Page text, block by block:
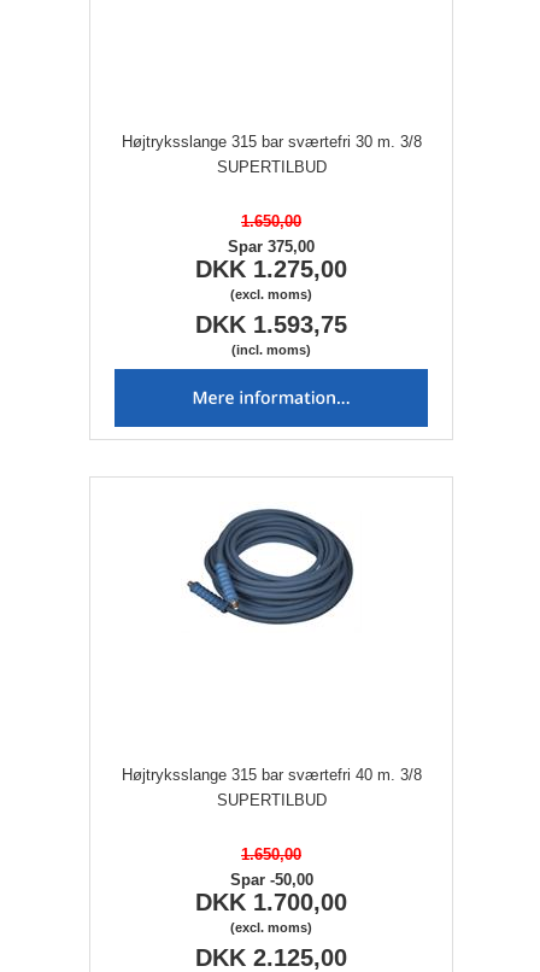
Højtryksslange 315 bar sværtefri 30 m. 3/8
SUPERTILBUD
1.650,00
Spar 375,00
DKK 1.275,00
(excl. moms)
DKK 1.593,75
(incl. moms)
Højtryksslange 315 bar sværtefri 40 m. 3/8
SUPERTILBUD
1.650,00
Spar -50,00
DKK 1.700,00
(excl. moms)
DKK 2.125,00